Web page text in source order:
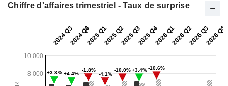
Chiffre d'affaires trimestriel - Taux de surprise